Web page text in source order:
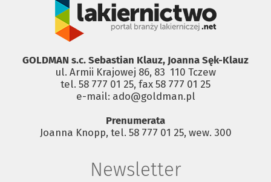
GOLDMAN s.c. Sebastian Klauz, Joanna Sęk-Klauz
ul. Armii Krajowej 86, 83 ­ 110 Tczew
tel. 58 777 01 25, fax 58 777 01 25
e-mail: ado@goldman.pl
Prenumerata
Joanna Knopp, tel. 58 777 01 25, wew. 300
Newsletter